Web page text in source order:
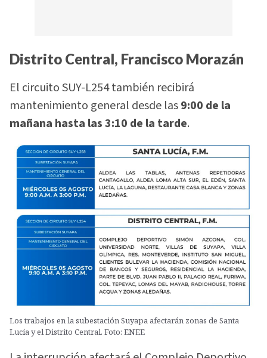
Distrito Central, Francisco Morazán
El circuito SUY-L254 también recibirá
mantenimiento general desde las9:00 de la
mañana hasta las 3:10 de la tarde.
Los trabajos en la subestación Suyapa afectarán zonas de Santa
Lucía y el Distrito Central. Foto: ENEE